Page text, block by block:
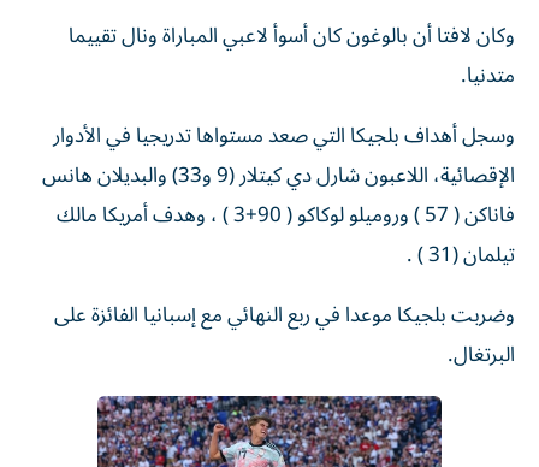
وكان لافتا أن بالوغون كان أسوأ لاعبي المباراة ونال تقييما
متدنيا.
وسجل أهداف بلجيكا التي صعد مستواها تدريجيا في الأدوار
الإقصائية، اللاعبون شارل دي كيتلار (9 و33) والبديلان هانس
فاناكن ( 57 ) وروميلو لوكاكو ( 90+3 ) ، وهدف أمريكا مالك
تيلمان (31 ) .
وضربت بلجيكا موعدا في ربع النهائي مع إسبانيا الفائزة على
البرتغال.